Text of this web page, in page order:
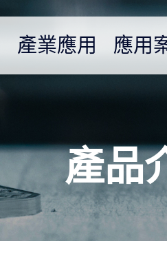
產業應用 應用
產品